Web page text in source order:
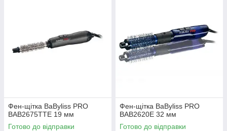
Фен-щітка BaByliss PRO
BAB2675TTE 19 мм
Готово до відправки
Фен-щітка BaByliss PRO
BAB2620E 32 мм
Готово до відправки